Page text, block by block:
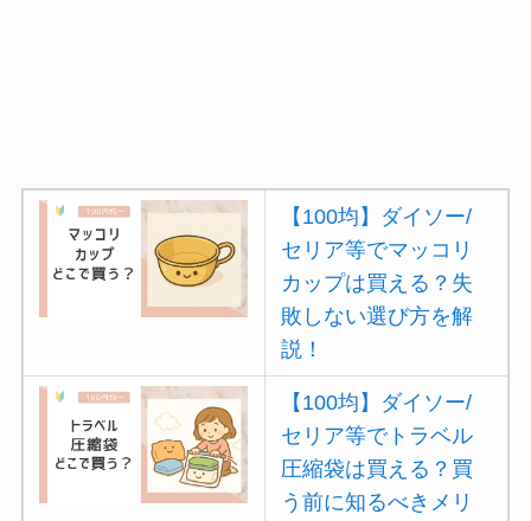
【100均】ダイソー/
セリア等でマッコリ
カップは買える？失
敗しない選び方を解
説！
【100均】ダイソー/
セリア等でトラベル
圧縮袋は買える？買
う前に知るべきメリ